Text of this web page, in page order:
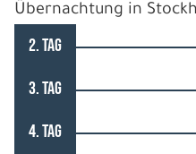
Übernachtung in
2. TAG
3. TAG
4. TAG